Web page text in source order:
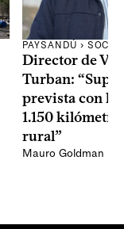
PAYSANDÚ ›
Director de
Turban:
prevista con la
1.150
rural”
Mauro Goldman